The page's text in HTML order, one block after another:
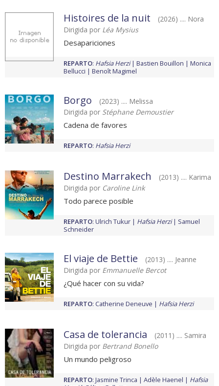
Histoires de la nuit
(2026) .... Nora
Dirigida por Léa Mysius
Desapariciones
REPARTO: Hafsia Herzi Bastien Bouillon
Monica
Bellucci
Benoît Magimel
Borgo
(2023) .... Melissa
Dirigida por Stéphane Demoustier
Cadena de favores
REPARTO: Hafsia Herzi
Destino Marrakech
(2013) .... Karima
Dirigida por Caroline Link
Todo parece posible
REPARTO: Ulrich Tukur Hafsia Herzi
Samuel
Schneider
El viaje de Bettie
(2013) .... Jeanne
Dirigida por Emmanuelle Bercot
¿Qué hacer con su vida?
REPARTO: Catherine Deneuve Hafsia Herzi
Casa de tolerancia
(2011) .... Samira
Dirigida por Bertrand Bonello
Un mundo peligroso
REPARTO: Jasmine Trinca Adèle Haenel
Hafsia